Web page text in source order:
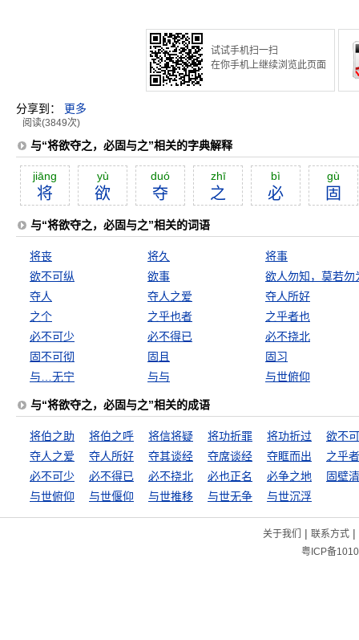
试试手机扫一扫
在你手机上继续浏览此页面
分享到： 更多
阅读(3849次)
与“将欲夺之，必固与之”相关的字典解释
jiāng
将
yù
欲
duó
夺
zhī
之
bì
必
gù
固
与“将欲夺之，必固与之”相关的词语
将丧 将久
将事
欲不可纵
欲事
欲人勿知，莫若勿
夺人
夺人之爱
夺人所好
之个
之乎也者
之乎者也
必不可少
必不得已
必不挠北
固不可彻
固且
固习
与…无宁
与与 与世俯仰
与“将欲夺之，必固与之”相关的成语
将伯之助 将伯之呼 将信将疑 将功折罪 将功折过
欲不
夺人之爱
夺人所好 夺其谈经 夺席谈经 夺眶而出
之乎
必不可少
必不得已 必不挠北 必也正名 必争之地
固壁
与世俯仰
与世偃仰 与世推移 与世无争 与世沉浮
关于我们 | 联系方式|
粤ICP备